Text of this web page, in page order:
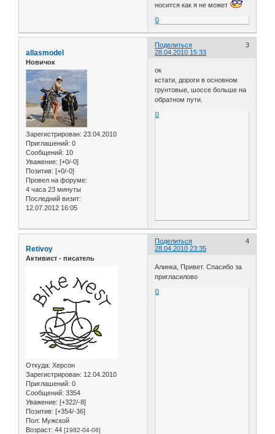
носится как я не может
0
Поделиться
3
28.04.2010 15:33
allasmodel
Новичок
Зарегистрирован: 23.04.2010
Приглашений: 0
Сообщений: 10
Уважение: [+0/-0]
Позитив: [+0/-0]
Провел на форуме:
4 часа 23 минуты
Последний визит:
12.07.2012 16:05
ок
кстати, дороги в основном
грунтовые, шоссе больше на
обратном пути.
0
Поделиться
4
28.04.2010 23:35
Retivoy
Активист - писатель
Откуда: Херсон
Зарегистрирован: 12.04.2010
Приглашений: 0
Сообщений: 3354
Уважение: [+322/-8]
Позитив: [+354/-36]
Пол: Мужской
Возраст: 44 [1982-04-06]
Алинка, Привет. Спасибо за
пригласилово
0